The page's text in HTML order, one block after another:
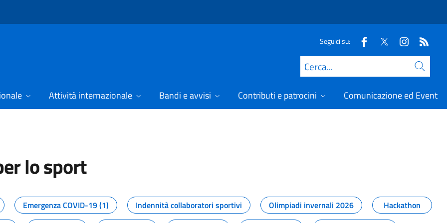
Seguici su:
Cerca
Attività internazionale Bandi e avvisi Contributi e patrocini Comunicazione ed Eventi
lo sport
dal Dipartimento per lo sport
Emergenza COVID-19 (1) Indennità collaboratori sportivi Olimpiadi invernali 2026
Hackathon